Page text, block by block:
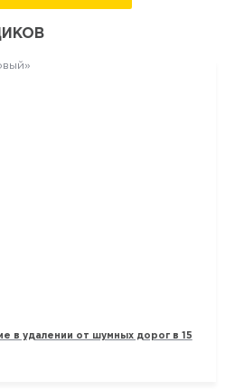
в удалении от шумных дорог в 15